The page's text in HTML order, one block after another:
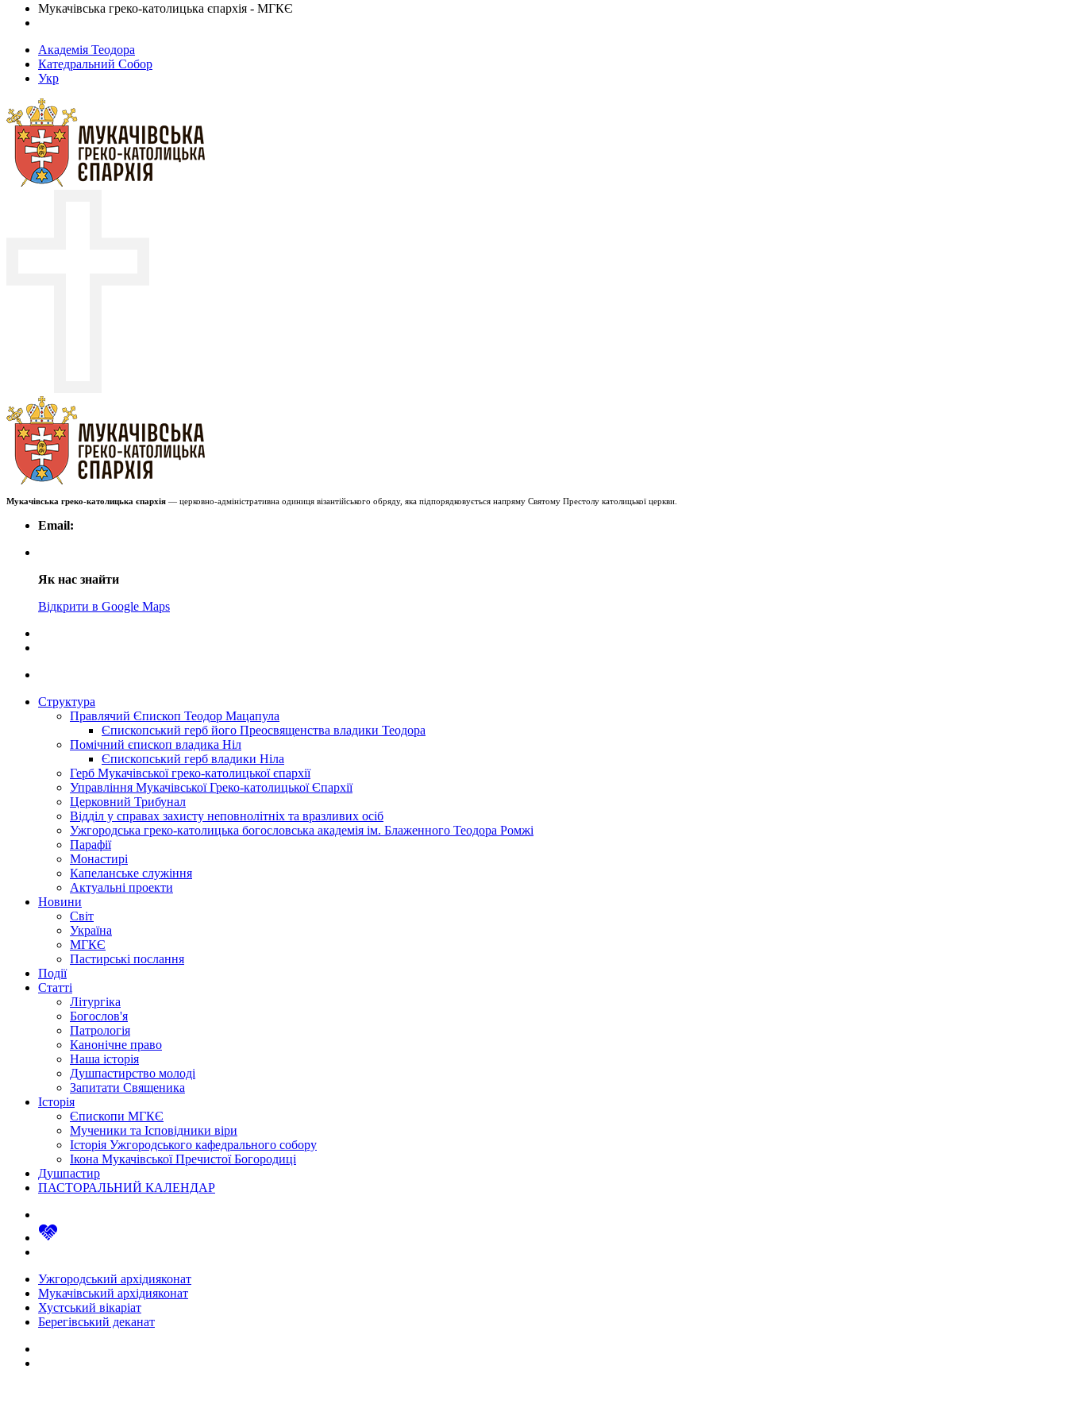
Мукачівська греко-католицька єпархія - МГКЄ
Академія Теодора
Катедральний Собор
Укр
Мукачівська греко-католицька єпархія — церковно-адміністративна одиниця візантійського обряду, яка підпорядковується напряму Святому Престолу католицької церкви.
Email:
Як нас знайти
Відкрити в Google Maps
Структура
Правлячий Єпископ Теодор Мацапула
Єпископський герб його Преосвященства владики Теодора
Помічний єпископ владика Ніл
Єпископський герб владики Ніла
Герб Мукачівської греко-католицької єпархії
Управління Мукачівської Греко-католицької Єпархії
Церковний Трибунал
Відділ у справах захисту неповнолітніх та вразливих осіб
Ужгородська греко-католицька богословська академія ім. Блаженного Теодора Ромжі
Парафії
Монастирі
Капеланське служіння
Актуальні проекти
Новини
Світ
Україна
МГКЄ
Пастирські послання
Події
Статті
Літургіка
Богослов'я
Патрологія
Канонічне право
Наша історія
Душпастирство молоді
Запитати Священика
Історія
Єпископи МГКЄ
Мученики та Ісповідники віри
Історія Ужгородського кафедрального собору
Ікона Мукачівської Пречистої Богородиці
Душпастир
ПАСТОРАЛЬНИЙ КАЛЕНДАР
Ужгородський архідияконат
Мукачівський архідияконат
Хустський вікаріат
Берегівський деканат